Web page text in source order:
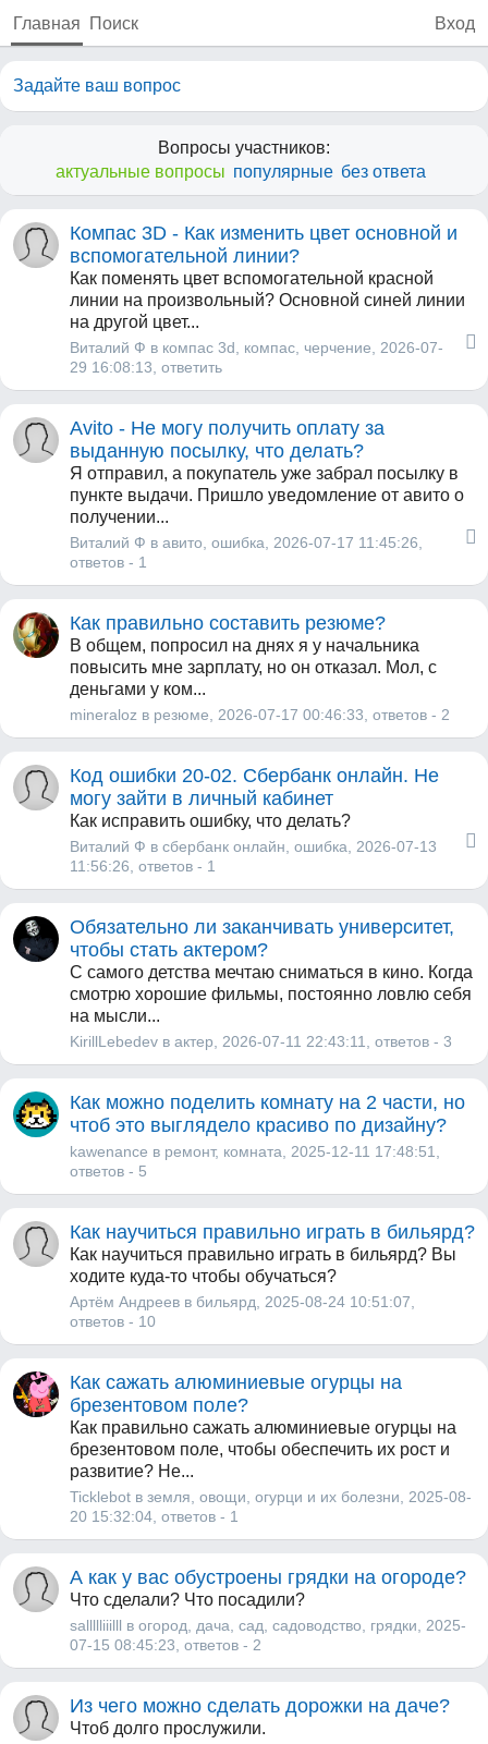
Главная Поиск Вход
Задайте ваш вопрос
Вопросы участников:
актуальные вопросы популярные без ответа
Компас 3D - Как изменить цвет основной и
вспомогательной линии?
Как поменять цвет вспомогательной красной
линии на произвольный? Основной синей линии
на другой цвет...
Виталий Ф в компас 3d компас черчение , 2026-07-
29 16:08:13, ответить
Avito - Не могу получить оплату за
выданную посылку, что делать?
Я отправил, а покупатель уже забрал посылку в
пункте выдачи. Пришло уведомление от авито о
получении...
Виталий Ф в авито ошибка , 2026-07-17 11:45:26,
ответов - 1
Как правильно составить резюме?
В общем, попросил на днях я у начальника
повысить мне зарплату, но он отказал. Мол, с
деньгами у ком...
mineraloz в резюме , 2026-07-17 00:46:33, ответов - 2
Код ошибки 20-02. Сбербанк онлайн. Не
могу зайти в личный кабинет
Как исправить ошибку, что делать?
Виталий Ф в сбербанк онлайн ошибка , 2026-07-13
11:56:26, ответов - 1
Обязательно ли заканчивать университет,
чтобы стать актером?
С самого детства мечтаю сниматься в кино. Когда
смотрю хорошие фильмы, постоянно ловлю себя
на мысли...
KirillLebedev в актер , 2026-07-11 22:43:11, ответов - 3
Как можно поделить комнату на 2 части, но
чтоб это выглядело красиво по дизайну?
kawenance в ремонт, комната , 2025-12-11 17:48:51,
ответов - 5
Как научиться правильно играть в бильярд?
Как научиться правильно играть в бильярд? Вы
ходите куда-то чтобы обучаться?
Артём Андреев в бильярд , 2025-08-24 10:51:07,
ответов - 10
Как сажать алюминиевые огурцы на
брезентовом поле?
Как правильно сажать алюминиевые огурцы на
брезентовом поле, чтобы обеспечить их рост и
развитие? Не...
Ticklebot в земля овощи огурци и их болезни , 2025-08-
20 15:32:04, ответов - 1
А как у вас обустроены грядки на огороде?
Что сделали? Что посадили?
sallllliiilll в огород дача сад садоводство грядки , 2025-
07-15 08:45:23, ответов - 2
Из чего можно сделать дорожки на даче?
Чтоб долго прослужили.